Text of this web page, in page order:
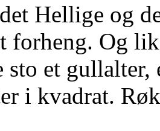
Hellige og
forheng. Og
sto et gullalter,
i kvadrat.